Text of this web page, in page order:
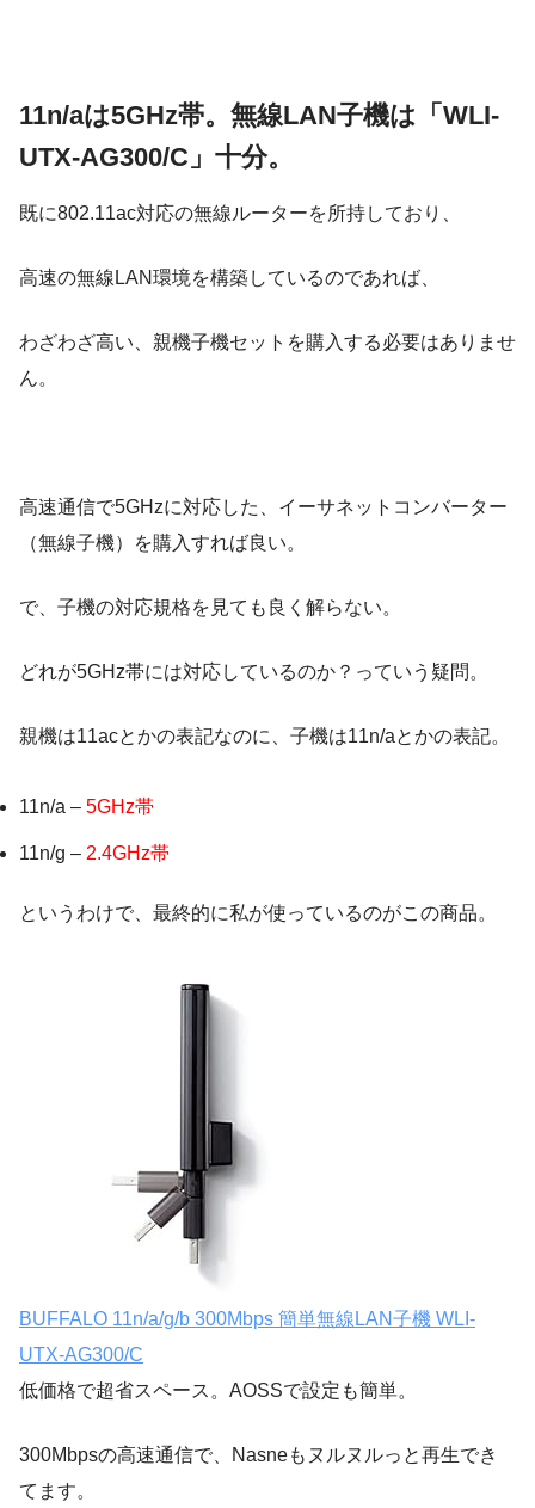
11n/aは5GHz帯。無線LAN子機は「WLI-
UTX-AG300/C」十分。
既に802.11ac対応の無線ルーターを所持しており、
高速の無線LAN環境を構築しているのであれば、
わざわざ高い、親機子機セットを購入する必要はありませ
ん。
高速通信で5GHzに対応した、イーサネットコンバーター
（無線子機）を購入すれば良い。
で、子機の対応規格を見ても良く解らない。
どれが5GHz帯には対応しているのか？っていう疑問。
親機は11acとかの表記なのに、子機は11n/aとかの表記。
11n/a – 5GHz帯
11n/g – 2.4GHz帯
というわけで、最終的に私が使っているのがこの商品。
BUFFALO 11n/a/g/b 300Mbps 簡単無線LAN子機 WLI-
UTX-AG300/C
低価格で超省スペース。AOSSで設定も簡単。
300Mbpsの高速通信で、Nasneもヌルヌルっと再生でき
てます。